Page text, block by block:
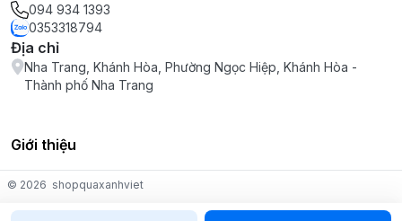
094 934 1393
0353318794
Địa chỉ
Nha Trang, Khánh Hòa, Phường Ngọc Hiệp, Khánh Hòa -
Thành phố Nha Trang
Giới thiệu
© 2026 shopquaxanhviet